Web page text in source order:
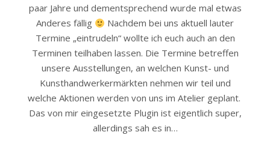
paar Jahre und dementsprechend wurde mal etwas
Anderes fällig
Nachdem bei uns aktuell lauter
Termine „eintrudeln“ wollte ich euch auch an den
Terminen teilhaben lassen. Die Termine betreffen
unsere Ausstellungen, an welchen Kunst- und
Kunsthandwerkermärkten nehmen wir teil und
welche Aktionen werden von uns im Atelier geplant.
Das von mir eingesetzte Plugin ist eigentlich super,
allerdings sah es in…